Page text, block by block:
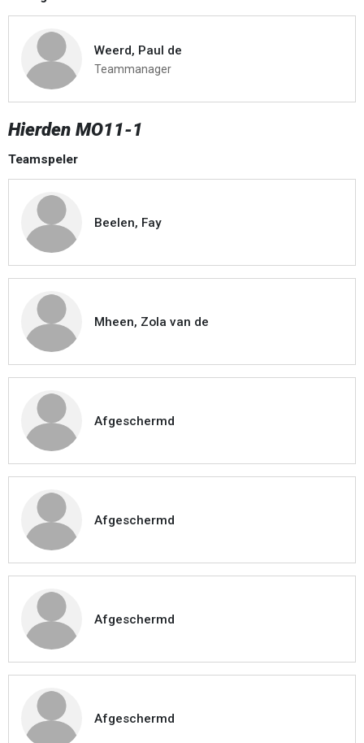
Weerd, Paul de
Teammanager
Hierden MO11-1
Teamspeler
Beelen, Fay
Mheen, Zola van de
Afgeschermd
Afgeschermd
Afgeschermd
Afgeschermd